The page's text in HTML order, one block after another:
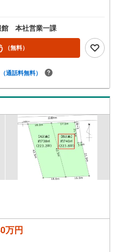
館 本社営業一課
（無料）
（通話料無料）
万円